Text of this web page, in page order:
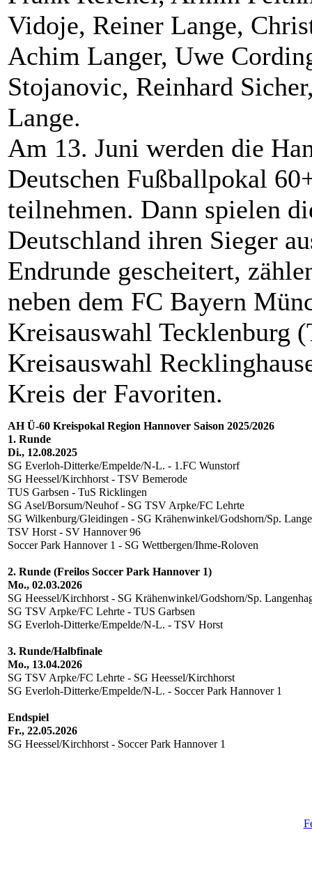
Vidoje, Reiner Lange,
Achim Langer, Uwe
Stojanovic, Reinhard
Lange.
Am 13. Juni werden die
Deutschen Fußballpokal
teilnehmen. Dann spielen
Deutschland ihren Sieger
Endrunde gescheitert,
neben dem FC Bayern
Kreisauswahl Tecklenburg
Kreisauswahl
Kreis der Favoriten.
AH Ü-60 Kreispokal Region Hannover Saison 2025/2026
1. Runde
Di., 12.08.2025
SG Everloh-Ditterke/Empelde/N-L. - 1.FC Wunstorf
SG Heessel/Kirchhorst - TSV Bemerode
TUS Garbsen - TuS Ricklingen
SG Asel/Borsum/Neuhof - SG TSV Arpke/FC Lehrte
SG Wilkenburg/Gleidingen - SG Krähenwinkel/Godshorn/Sp.
TSV Horst - SV Hannover 96
Soccer Park Hannover 1 - SG Wettbergen/Ihme-Roloven
2. Runde (Freilos Soccer Park Hannover 1)
Mo., 02.03.2026
SG Heessel/Kirchhorst - SG Krähenwinkel/Godshorn/Sp.
SG TSV Arpke/FC Lehrte - TUS Garbsen
SG Everloh-Ditterke/Empelde/N-L. - TSV Horst
3. Runde/Halbfinale
Mo., 13.04.2026
SG TSV Arpke/FC Lehrte - SG Heessel/Kirchhorst
SG Everloh-Ditterke/Empelde/N-L. - Soccer Park Hannover 1
Endspiel
Fr., 22.05.2026
SG Heessel/Kirchhorst - Soccer Park Hannover 1